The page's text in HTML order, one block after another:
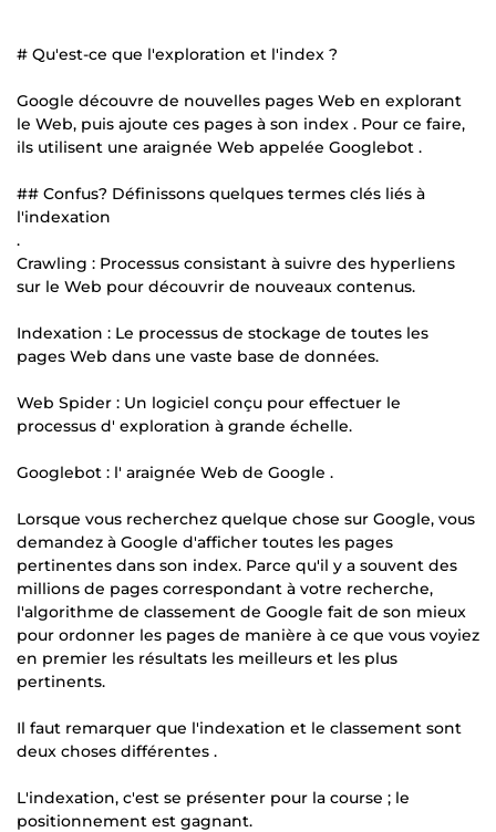
# Qu'est-ce que l'exploration et l'index ?
Google découvre de nouvelles pages Web en explorant
le Web, puis ajoute ces pages à son index . Pour ce faire,
ils utilisent une araignée Web appelée Googlebot .
## Confus? Définissons quelques termes clés liés à
l'indexation
.
Crawling : Processus consistant à suivre des hyperliens
sur le Web pour découvrir de nouveaux contenus.
Indexation : Le processus de stockage de toutes les
pages Web dans une vaste base de données.
Web Spider : Un logiciel conçu pour effectuer le
processus d' exploration à grande échelle.
Googlebot : l' araignée Web de Google .
Lorsque vous recherchez quelque chose sur Google, vous
demandez à Google d'afficher toutes les pages
pertinentes dans son index. Parce qu'il y a souvent des
millions de pages correspondant à votre recherche,
l'algorithme de classement de Google fait de son mieux
pour ordonner les pages de manière à ce que vous voyiez
en premier les résultats les meilleurs et les plus
pertinents.
Il faut remarquer que l'indexation et le classement sont
deux choses différentes .
L'indexation, c'est se présenter pour la course ; le
positionnement est gagnant.